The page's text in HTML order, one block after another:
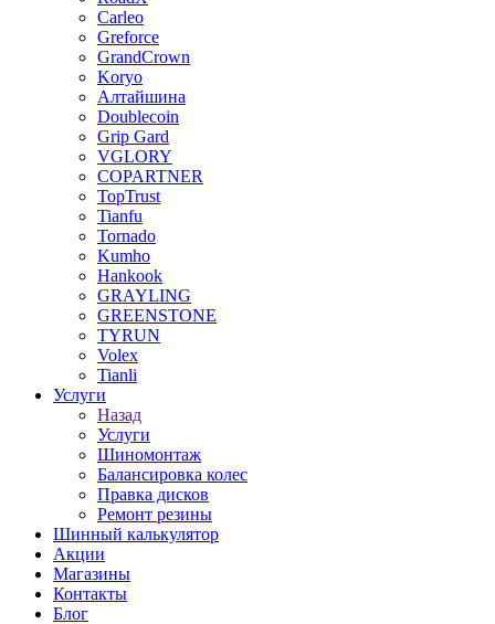
Carleo
Greforce
GrandCrown
Koryo
Алтайшина
Doublecoin
Grip Gard
VGLORY
COPARTNER
TopTrust
Tianfu
Tornado
Kumho
Hankook
GRAYLING
GREENSTONE
TYRUN
Volex
Tianli
Услуги
Назад
Услуги
Шиномонтаж
Балансировка колес
Правка дисков
Ремонт резины
Шинный калькулятор
Акции
Магазины
Контакты
Блог